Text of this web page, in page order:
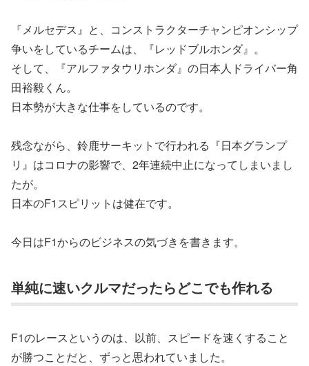
『メルセデス』と、コンストラクターチャンピオンシップ
争いをしているチームは、『レッドブルホンダ』。
そして、『アルファタウリホンダ』の日本人ドライバー角
田裕毅くん。
日本勢が大きな仕事をしているのです。
残念ながら、鈴鹿サーキットで行われる『日本グランプ
リ』はコロナの影響で、2年連続中止になってしまいまし
たが。
日本のF1スピリットは健在です。
今日はF1からのビジネスの気づきを書きます。
単純に速いクルマだったらどこでも作れる
F1のレースというのは、以前、スピードを速くすること
が勝つことだと、ずっと思われていました。